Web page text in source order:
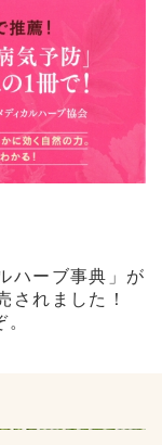
ハーブ事典」が
されました！